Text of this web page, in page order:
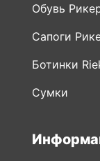
Обувь
Сапоги
Ботинки
Сумки